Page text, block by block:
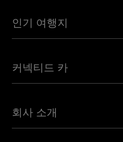
인기 여행지
유럽용 eSIM
캐나다용 eSIM
커넥티드 카
Land Rover용 Ubigi
회사 소개